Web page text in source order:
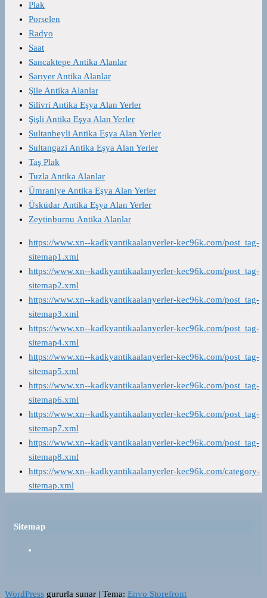
Plak
Porselen
Radyo
Saat
Sancaktepe Antika Alanlar
Sarıyer Antika Alanlar
Şile Antika Alanlar
Silivri Antika Eşya Alan Yerler
Şişli Antika Eşya Alan Yerler
Sultanbeyli Antika Eşya Alan Yerler
Sultangazi Antika Eşya Alan Yerler
Taş Plak
Tuzla Antika Alanlar
Ümraniye Antika Eşya Alan Yerler
Üsküdar Antika Eşya Alan Yerler
Zeytinburnu Antika Alanlar
https://www.xn--kadkyantikaalanyerler-kec96k.com/post_tag-
sitemap1.xml
https://www.xn--kadkyantikaalanyerler-kec96k.com/post_tag-
sitemap2.xml
https://www.xn--kadkyantikaalanyerler-kec96k.com/post_tag-
sitemap3.xml
https://www.xn--kadkyantikaalanyerler-kec96k.com/post_tag-
sitemap4.xml
https://www.xn--kadkyantikaalanyerler-kec96k.com/post_tag-
sitemap5.xml
https://www.xn--kadkyantikaalanyerler-kec96k.com/post_tag-
sitemap6.xml
https://www.xn--kadkyantikaalanyerler-kec96k.com/post_tag-
sitemap7.xml
https://www.xn--kadkyantikaalanyerler-kec96k.com/post_tag-
sitemap8.xml
https://www.xn--kadkyantikaalanyerler-kec96k.com/category-
sitemap.xml
Sitemap
WordPress gururla sunar | Tema: Envo Storefront